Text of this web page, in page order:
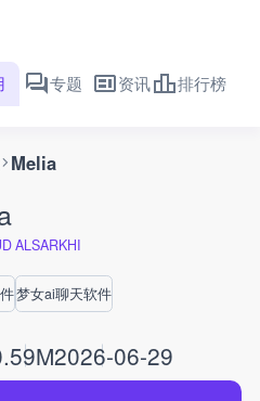
专题 资讯 排行榜
Melia
ALSARKHI
梦女ai聊天软件
2026-06-29